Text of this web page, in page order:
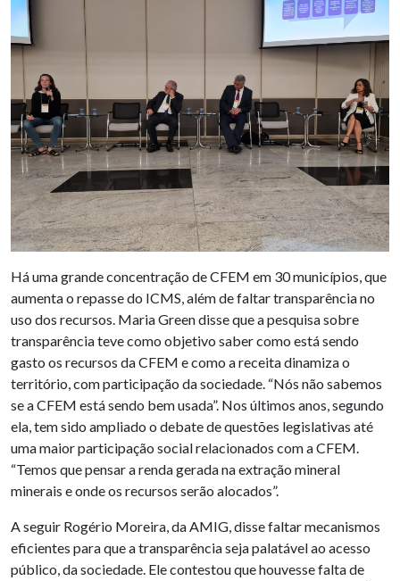
Há uma grande concentração de CFEM em 30 municípios, que
aumenta o repasse do ICMS, além de faltar transparência no
uso dos recursos. Maria Green disse que a pesquisa sobre
transparência teve como objetivo saber como está sendo
gasto os recursos da CFEM e como a receita dinamiza o
território, com participação da sociedade. “Nós não sabemos
se a CFEM está sendo bem usada”. Nos últimos anos, segundo
ela, tem sido ampliado o debate de questões legislativas até
uma maior participação social relacionados com a CFEM.
“Temos que pensar a renda gerada na extração mineral
minerais e onde os recursos serão alocados”.
A seguir Rogério Moreira, da AMIG, disse faltar mecanismos
eficientes para que a transparência seja palatável ao acesso
público, da sociedade. Ele contestou que houvesse falta de